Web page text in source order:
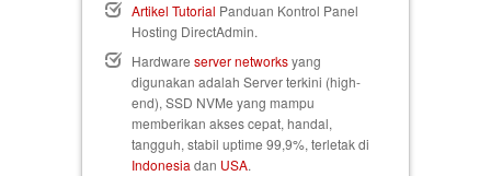
Artikel Tutorial Panduan Kontrol Panel
Hosting DirectAdmin.
Hardware server networksyang
digunakan adalah Server terkini (high-
end), SSD NVMe yang mampu
memberikan akses cepat, handal,
tangguh, stabil uptime 99,9%, terletak di
Indonesia dan USA.